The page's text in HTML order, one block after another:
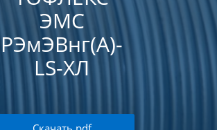
ЭМС
РЭмЭВнг(А)-
LS-ХЛ